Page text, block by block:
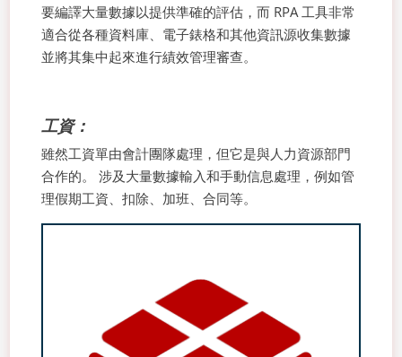
要編譯大量數據以提供準確的評估，而 RPA 工具非常
適合從各種資料庫、電子錶格和其他資訊源收集數據
並將其集中起來進行績效管理審查。
工資：
雖然工資單由會計團隊處理，但它是與人力資源部門
合作的。 涉及大量數據輸入和手動信息處理，例如管
理假期工資、扣除、加班、合同等。